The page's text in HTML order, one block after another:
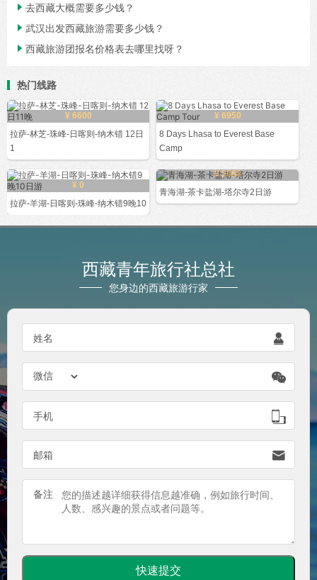
 去西藏大概需要多少钱？
 武汉出发西藏旅游需要多少钱？
 西藏旅游团报名价格表去哪里找呀？
热门线路
¥ 6600
拉萨-林芝-珠峰-日喀则-纳木错 12日
1
¥ 6950
8 Days Lhasa to Everest Base
Camp
¥ 0
拉萨-羊湖-日喀则-珠峰-纳木错9晚10
¥ 1060
青海湖-茶卡盐湖-塔尔寺2日游
西藏青年旅行社总社
您身边的西藏旅游行家
姓名 

手机 
邮箱 
备注